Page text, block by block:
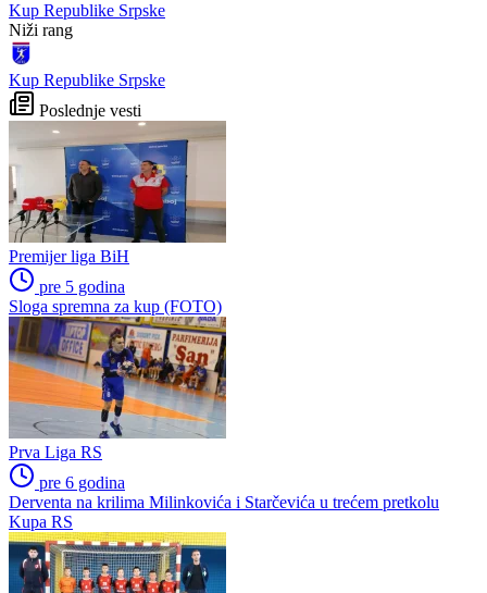
Kup Republike Srpske
Niži rang
Kup Republike Srpske
Poslednje vesti
Premijer liga BiH
pre 5 godina
Sloga spremna za kup (FOTO)
Prva Liga RS
pre 6 godina
Derventa na krilima Milinkovića i Starčevića u trećem pretkolu
Kupa RS